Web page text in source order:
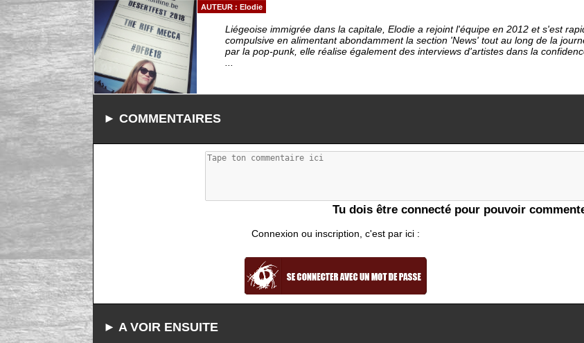
AUTEUR : Elodie
Liégeoise immigrée dans la capitale, Elodie a rejoint l'équipe en 2012 et s'est
compulsive en alimentant abondamment la section 'News' tout au long de la
par la pop-punk, elle réalise également des interviews d'artistes dans la
...
► COMMENTAIRES
Tu dois être connecté pour pouvoir
Connexion ou inscription, c'est par ici :
► A VOIR ENSUITE